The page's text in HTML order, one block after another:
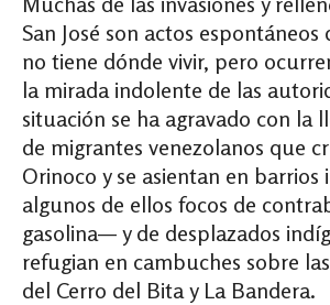
San José son actos espontáneos
no tiene dónde vivir, pero
la mirada indolente de las
situación se ha agravado con la
de migrantes venezolanos que
Orinoco y se asientan en
algunos de ellos focos de
gasolina— y de desplazados
refugian en cambuches sobre
del Cerro del Bita y La Bandera.